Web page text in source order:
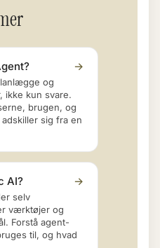
→
og
ikke kun svare.
brugen, og
sig fra en
AI? →
selv
værktøjer og
Forstå agent-
til, og hvad